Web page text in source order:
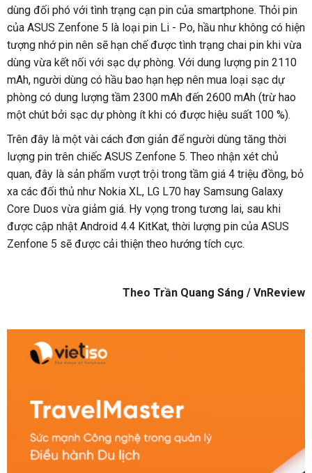
dùng đối phó với tình trạng cạn pin của smartphone. Thỏi pin
của ASUS Zenfone 5 là loại pin Li - Po, hầu như không có hiện
tượng nhớ pin nên sẽ hạn chế được tình trạng chai pin khi vừa
dùng vừa kết nối với sạc dự phòng. Với dung lượng pin 2110
mAh, người dùng có hầu bao hạn hẹp nên mua loại sạc dự
phòng có dung lượng tầm 2300 mAh đến 2600 mAh (trừ hao
một chút bởi sạc dự phòng ít khi có được hiệu suất 100 %).
Trên đây là một vài cách đơn giản để người dùng tăng thời
lượng pin trên chiếc ASUS Zenfone 5. Theo nhận xét chủ
quan, đây là sản phẩm vượt trội trong tầm giá 4 triệu đồng, bỏ
xa các đối thủ như Nokia XL, LG L70 hay Samsung Galaxy
Core Duos vừa giảm giá. Hy vọng trong tương lai, sau khi
được cập nhật Android 4.4 KitKat, thời lượng pin của ASUS
Zenfone 5 sẽ được cải thiện theo hướng tích cực.
Theo Trần Quang Sáng / VnReview